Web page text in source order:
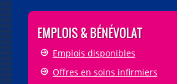
EMPLOIS & BÉNÉVOLAT
Emplois disponibles
Offres en soins infirmiers